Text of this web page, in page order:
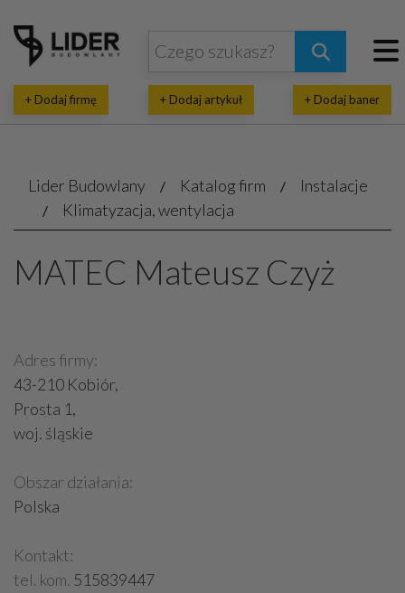
+ Dodaj firmę + Dodaj artykuł + Dodaj baner
Lider Budowlany Katalog firm
Instalacje
Klimatyzacja, wentylacja
MATEC Mateusz Czyż
Adres firmy:
43-210 Kobiór,
Prosta 1,
woj. śląskie
Obszar działania:
Polska
Kontakt:
tel. kom. 515839447